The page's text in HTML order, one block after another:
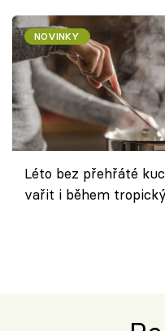
NOVINKY
Léto bez přehřáté
vařit i během